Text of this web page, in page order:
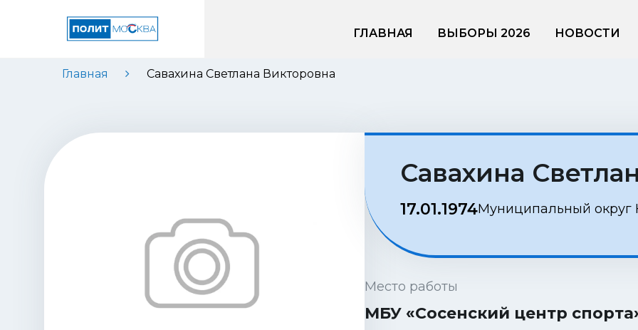
ГЛАВНАЯ ВЫБОРЫ 2026 НОВОСТИ
Главная Савахина Светлана Викторовна
Савахина
17.01.1974Муниципальный
Место работы
МБУ «Сосенский центр